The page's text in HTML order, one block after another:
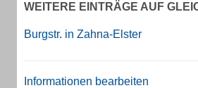
WEITERE EINTRÄGE AUF
Burgstr. in Zahna-Elster
Informationen bearbeiten